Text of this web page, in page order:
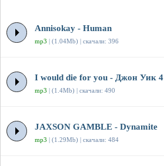
Annisokay - Human
mp3 | (1.04Mb) | скачали: 396
I would die for you - Джон Уик 4
mp3 | (1.4Mb) | скачали: 490
JAXSON GAMBLE - Dynamite
mp3 | (1.29Mb) | скачали: 484